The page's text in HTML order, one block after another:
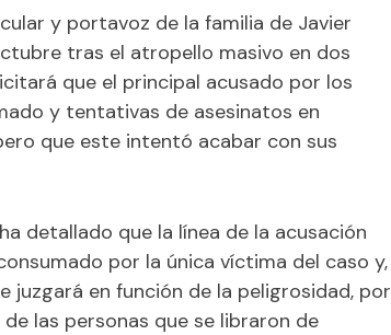
y portavoz de la familia de Javier
tras el atropello masivo en dos
que el principal acusado por los
y tentativas de asesinatos en
que este intentó acabar con sus
detallado que la línea de la acusación
por la única víctima del caso y,
juzgará en función de la peligrosidad, por
las personas que se libraron de